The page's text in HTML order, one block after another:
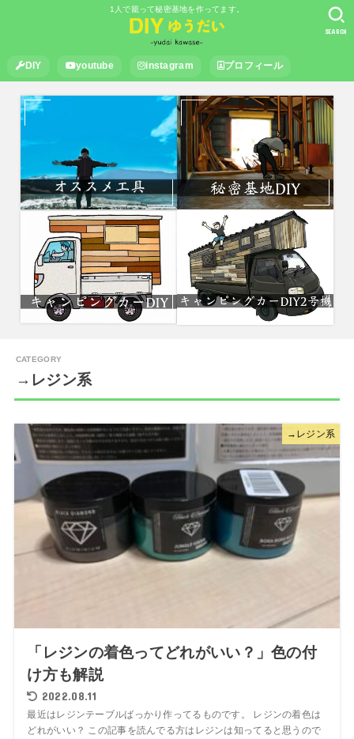
1人で籠って秘密基地を作ってます。
DIY youtube instagram プロフィール
SEARCH
→レジン系
→レジン系
「レジンの着色ってどれがいい？」色の付
け方も解説
2022.08.11
最近はレジンテーブルばっかり作ってるものです。 レジンの着色は
どれがいい？ この記事を読んでる方はレジンは知ってると思うので